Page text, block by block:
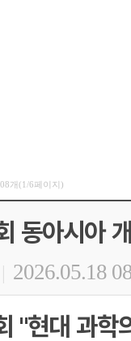
개(1/6페이지)
동아시아
| 2026.05.18
"현대 과학